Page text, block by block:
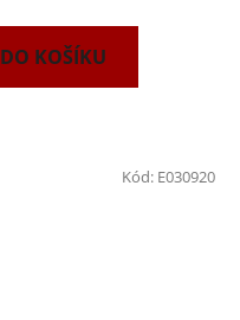
DO KOŠÍKU
Kód: E030920